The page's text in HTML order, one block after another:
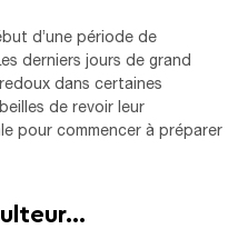
d’une période de
derniers jours de grand
dans certaines
de revoir leur
pour commencer à préparer